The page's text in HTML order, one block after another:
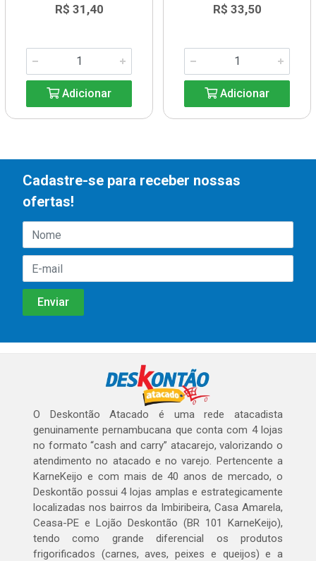
R$ 31,40
Adicionar
R$ 33,50
Adicionar
Cadastre-se para receber nossas
ofertas!
O Deskontão Atacado é uma rede atacadista
genuinamente pernambucana que conta com 4 lojas
no formato “cash and carry” atacarejo, valorizando o
atendimento no atacado e no varejo. Pertencente a
KarneKeijo e com mais de 40 anos de mercado, o
Deskontão possui 4 lojas amplas e estrategicamente
localizadas nos bairros da Imbiribeira, Casa Amarela,
Ceasa-PE e Lojão Deskontão (BR 101 KarneKeijo),
tendo como grande diferencial os produtos
frigorificados (carnes, aves, peixes e queijos) e a